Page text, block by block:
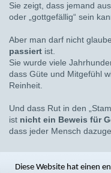
Sie zeigt, dass jemand
oder „gottgefällig“ sein
Aber man darf nicht
passiert ist.
Sie wurde viele
dass Güte und Mitgefühl
Reinheit.
Und dass Rut in den
ist nicht ein Beweis für
dass jeder Mensch
Diese Website hat einen